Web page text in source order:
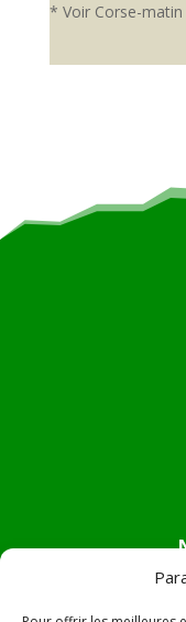
* Voir Corse-
Mail: